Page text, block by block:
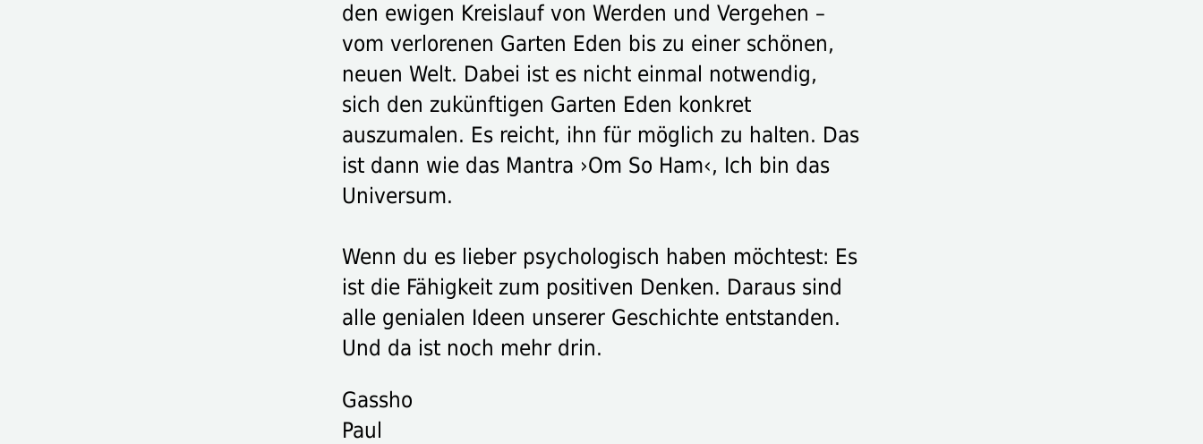
den ewigen Kreislauf von Werden und Vergehen –
vom verlorenen Garten Eden bis zu einer schönen,
neuen Welt. Dabei ist es nicht einmal notwendig,
sich den zukünftigen Garten Eden konkret
auszumalen. Es reicht, ihn für möglich zu halten. Das
ist dann wie das Mantra ›Om So Ham‹, Ich bin das
Universum.
Wenn du es lieber psychologisch haben möchtest: Es
ist die Fähigkeit zum positiven Denken. Daraus sind
alle genialen Ideen unserer Geschichte entstanden.
Und da ist noch mehr drin.
Gassho
Paul